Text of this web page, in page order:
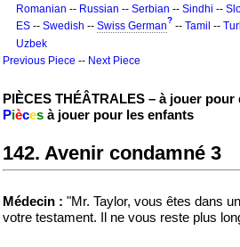
Romanian -- Russian -- Serbian -- Sindhi --
ES -- Swedish -- Swiss German? -- Tamil --
Uzbek
Previous Piece -- Next Piece
PIÈCES THÉÂTRALES – à jouer pour
Pièces à jouer pour les enfants
142. Avenir condamné 3
Médecin : "Mr. Taylor, vous êtes dans
votre testament. Il ne vous reste plus